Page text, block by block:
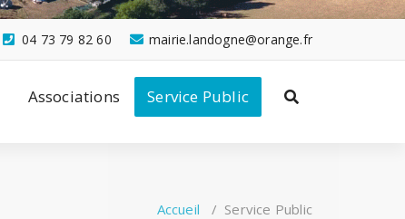
mairie.landogne@orange.fr
04 73 79 82 60
Associations Service Public
Accueil / Service Public